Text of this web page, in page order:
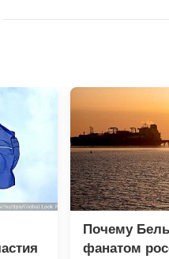
Почему
фанатом